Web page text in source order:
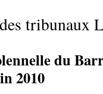
tribunaux
du
2010